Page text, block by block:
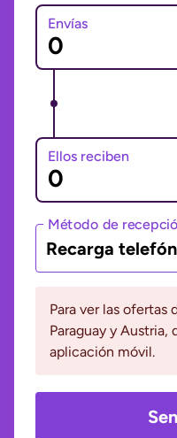
Envías
Ellos reciben
Método de
Recarga
Para ver las ofertas
Paraguay y Austria,
aplicación móvil.